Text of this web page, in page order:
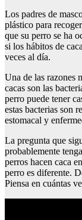
Los padres de
plástico para
que su perro se ha
si los hábitos de
veces al día.
Una de las razones
cacas son las
perro puede tener
estas bacterias son
estomacal y
La pregunta que
probablemente
perros hacen caca
perro es diferente.
Piensa en cuántas